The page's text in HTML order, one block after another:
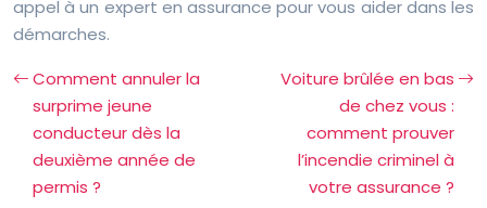
appel à un expert en assurance pour vous aider dans les
démarches.
Comment annuler la
surprime jeune
conducteur dès la
deuxième année de
permis ?
Voiture brûlée en bas
de chez vous :
comment prouver
l’incendie criminel à
votre assurance ?